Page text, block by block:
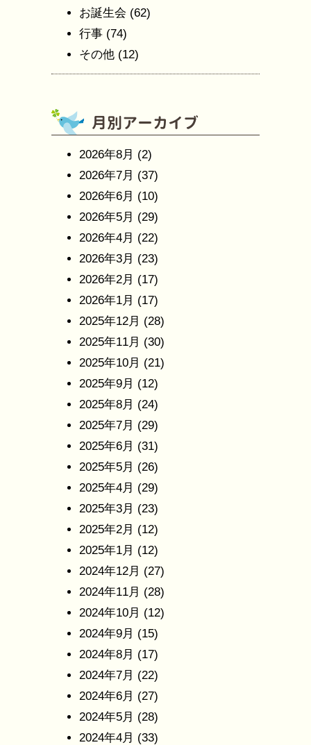
お誕生会 (62)
行事 (74)
その他 (12)
2026年8月 (2)
2026年7月 (37)
2026年6月 (10)
2026年5月 (29)
2026年4月 (22)
2026年3月 (23)
2026年2月 (17)
2026年1月 (17)
2025年12月 (28)
2025年11月 (30)
2025年10月 (21)
2025年9月 (12)
2025年8月 (24)
2025年7月 (29)
2025年6月 (31)
2025年5月 (26)
2025年4月 (29)
2025年3月 (23)
2025年2月 (12)
2025年1月 (12)
2024年12月 (27)
2024年11月 (28)
2024年10月 (12)
2024年9月 (15)
2024年8月 (17)
2024年7月 (22)
2024年6月 (27)
2024年5月 (28)
2024年4月 (33)